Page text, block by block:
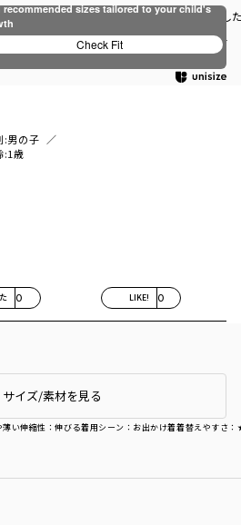
うです。4月から入園する保育園用に買いまし
もっと見る…
:男の子
:1歳
0 LIKE! 0
薄い伸縮性 ：伸びる着用シーン ：お出かけ着着替えやすさ
サイズ/素材を見る
recommended sizes tailored to your child's
Check Fit